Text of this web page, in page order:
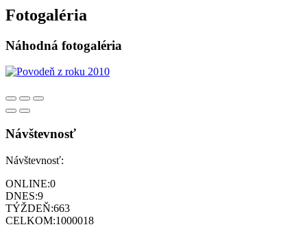
Fotogaléria
Náhodná fotogaléria
Návštevnosť
Návštevnosť:
ONLINE:0
DNES:9
TÝŽDEŇ:663
CELKOM:1000018